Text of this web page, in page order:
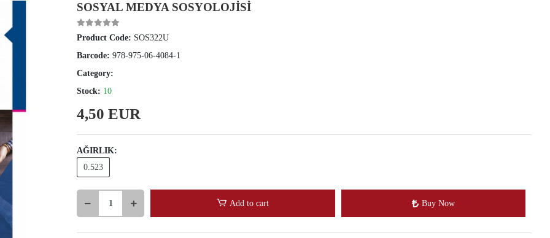
SOSYAL MEDYA SOSYOLOJİSİ
Product Code: SOS322U
Barcode:978-975-06-4084-1
Category:
Stock: 10
4,50 EUR
AĞIRLIK:
0.523
Add to cart Buy Now